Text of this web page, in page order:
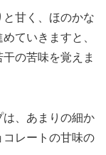
甘く、ほのかな
ていきますと、
の苦味を覚えま
、あまりの細か
コレートの甘味の